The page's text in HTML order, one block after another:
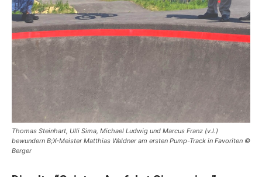
Thomas Steinhart, Ulli Sima, Michael Ludwig und Marcus Franz (v.l.)
bewundern B;X-Meister Matthias Waldner am ersten Pump-Track in Favoriten ©
Berger